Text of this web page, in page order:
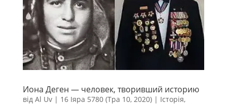
Иона Деген — человек, творивший историю
від Al Uv| 16 Іяра 5780 (Тра 10, 2020)| Історія,